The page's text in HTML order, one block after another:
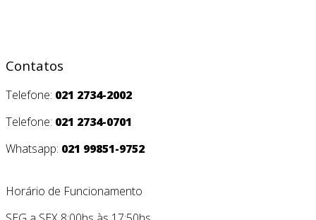
Contatos
Telefone: 021 2734-2002
Telefone: 021 2734-0701
Whatsapp: 021 99851-9752
Horário de Funcionamento